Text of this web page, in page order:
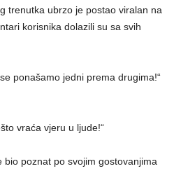
trenutka ubrzo je postao viralan na
korisnika dolazili su sa svih
ponašamo jedni prema drugima!“
vraća vjeru u ljude!“
bio poznat po svojim gostovanjima